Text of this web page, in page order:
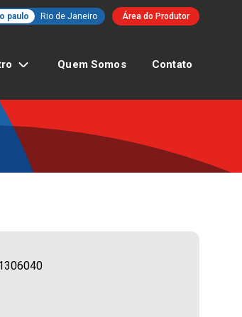
paulo Rio de Janeiro Área do Produtor
Quem Somos Contato